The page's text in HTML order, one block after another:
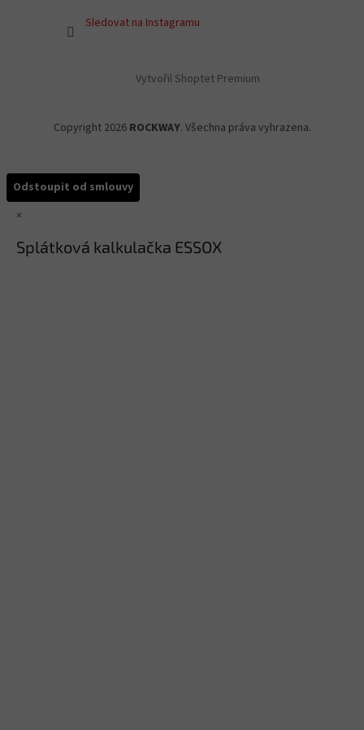
Sledovat na Instagramu
Vytvořil Shoptet Premium
Copyright 2026 ROCKWAY. Všechna práva vyhrazena.
Odstoupit od smlouvy
×
Splátková kalkulačka ESSOX